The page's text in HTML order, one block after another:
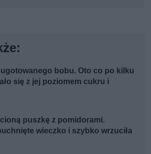
ugotowanego bobu. Oto co po kilku
się z jej poziomem cukru i
puszkę z pomidorami.
wieczko i szybko wrzuciła